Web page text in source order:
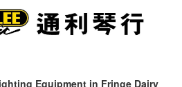
Equipment in Fringe Dairy